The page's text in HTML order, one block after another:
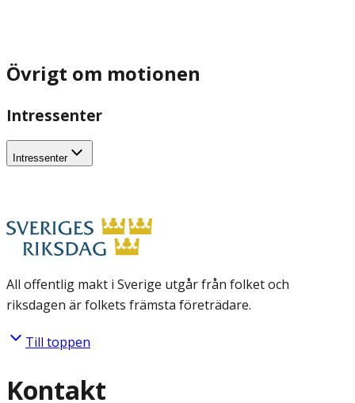
Övrigt om motionen
Intressenter
Intressenter
All offentlig makt i Sverige utgår från folket och
riksdagen är folkets främsta företrädare.
Till toppen
Kontakt